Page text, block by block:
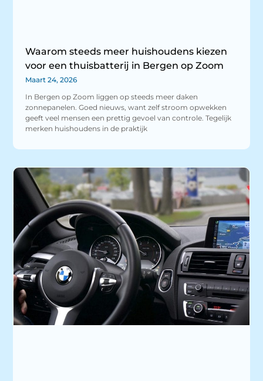
Waarom steeds meer huishoudens kiezen
voor een thuisbatterij in Bergen op Zoom
Maart 24, 2026
In Bergen op Zoom liggen op steeds meer daken
zonnepanelen. Goed nieuws, want zelf stroom opwekken
geeft veel mensen een prettig gevoel van controle. Tegelijk
merken huishoudens in de praktijk